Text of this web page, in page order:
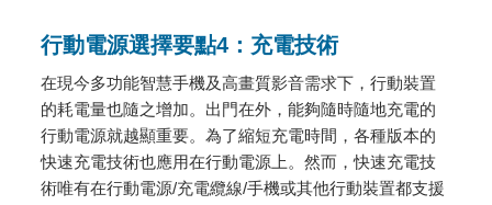
行動電源選擇要點4：充電技術
在現今多功能智慧手機及高畫質影音需求下，行動裝置
的耗電量也隨之增加。出門在外，能夠隨時隨地充電的
行動電源就越顯重要。為了縮短充電時間，各種版本的
快速充電技術也應用在行動電源上。然而，快速充電技
術唯有在行動電源/充電纜線/手機或其他行動裝置都支援